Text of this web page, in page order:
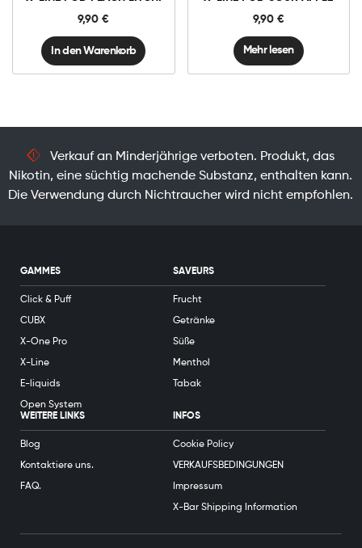
9,90€
In den Warenkorb
9,90 €
Mehr lesen
Verkauf an Minderjährige verboten. Produkt, das
Nikotin, eine süchtig machende Substanz, enthalten kann.
Die Verwendung durch Nichtraucher wird nicht empfohlen.
GAMMES
Click & Puff
CUBX
X-One Pro
X-Line
E-liquids
Open System
SAVEURS
Frucht
Getränke
Süße
Menthol
Tabak
WEITERE LINKS
Blog
Kontaktiere uns.
FAQ.
INFOS
Cookie Policy
VERKAUFSBEDINGUNGEN
Impressum
X-Bar Shipping Information